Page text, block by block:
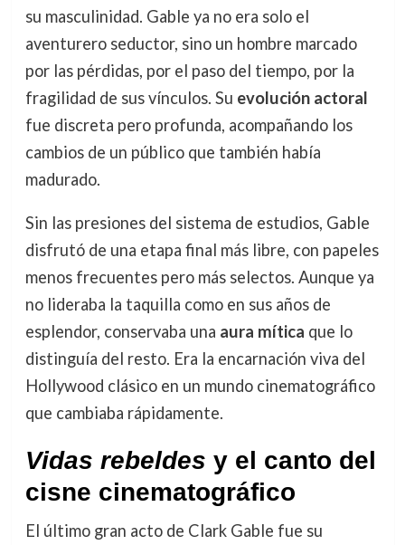
su masculinidad. Gable ya no era solo el
aventurero seductor, sino un hombre marcado
por las pérdidas, por el paso del tiempo, por la
fragilidad de sus vínculos. Su evolución actoral
fue discreta pero profunda, acompañando los
cambios de un público que también había
madurado.
Sin las presiones del sistema de estudios, Gable
disfrutó de una etapa final más libre, con papeles
menos frecuentes pero más selectos. Aunque ya
no lideraba la taquilla como en sus años de
esplendor, conservaba una aura mítica que lo
distinguía del resto. Era la encarnación viva del
Hollywood clásico en un mundo cinematográfico
que cambiaba rápidamente.
Vidas rebeldes y el canto del
cisne cinematográfico
El último gran acto de Clark Gable fue su